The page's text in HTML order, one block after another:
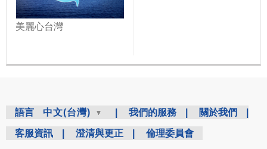
美麗心台灣
語言 中文(台灣) 我們的服務 關於我們
客服資訊 澄清與更正 倫理委員會